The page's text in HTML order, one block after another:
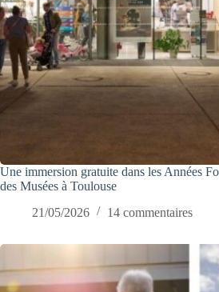
Une immersion gratuite dans les Années
des Musées à Toulouse
21/05/2026
14 commentaires